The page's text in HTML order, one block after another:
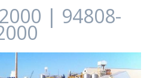
| 94808-